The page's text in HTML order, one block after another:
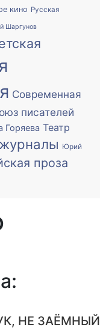
кино Русская
Шаргунов
Современная
писателей
Горяева Театр
Юрий
проза
НЕ ЗАЁМНЫЙ